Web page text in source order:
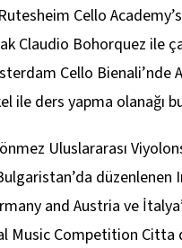
Cello
Claudio Bohorquez ile
Cello Bienali’nde
ile ders yapma olanağı
Uluslararası
and Austria ve
Music Competition Citta